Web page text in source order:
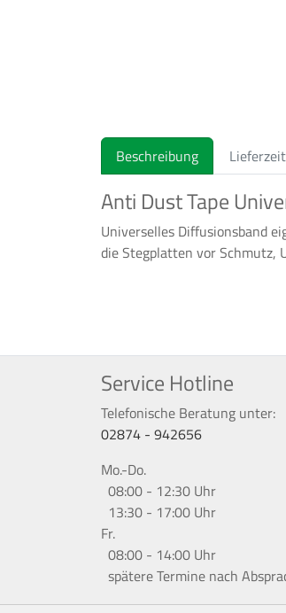
Beschreibung
Anti Dust Tape
Universelles Diffusionsband
die Stegplatten vor Schmutz,
Service Hotline
Telefonische Beratung unter:
02874 - 942656
Mo.-Do.
08:00 - 12:30 Uhr
13:30 - 17:00 Uhr
Fr.
08:00 - 14:00 Uhr
spätere Termine nach